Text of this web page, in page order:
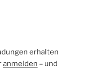
erhalten
anmelden – und